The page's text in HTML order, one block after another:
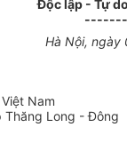
Độc lập - Tự
Hà Nội, ngày
Nam
Thăng Long - Đông